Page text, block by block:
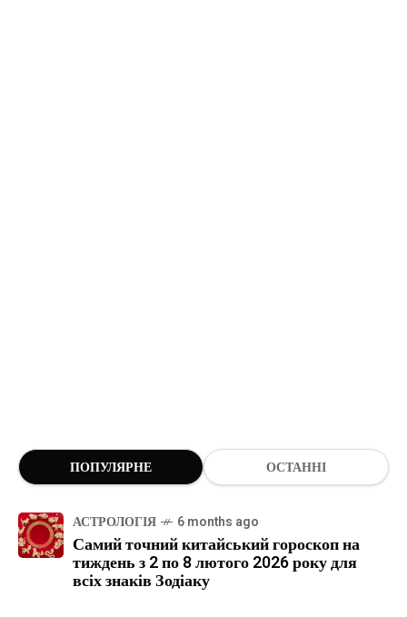
ПОПУЛЯРНЕ ОСТАННІ
АСТРОЛОГІЯ 6 months ago
Самий точний китайський гороскоп на
тиждень з 2 по 8 лютого 2026 року для
всіх знаків Зодіаку